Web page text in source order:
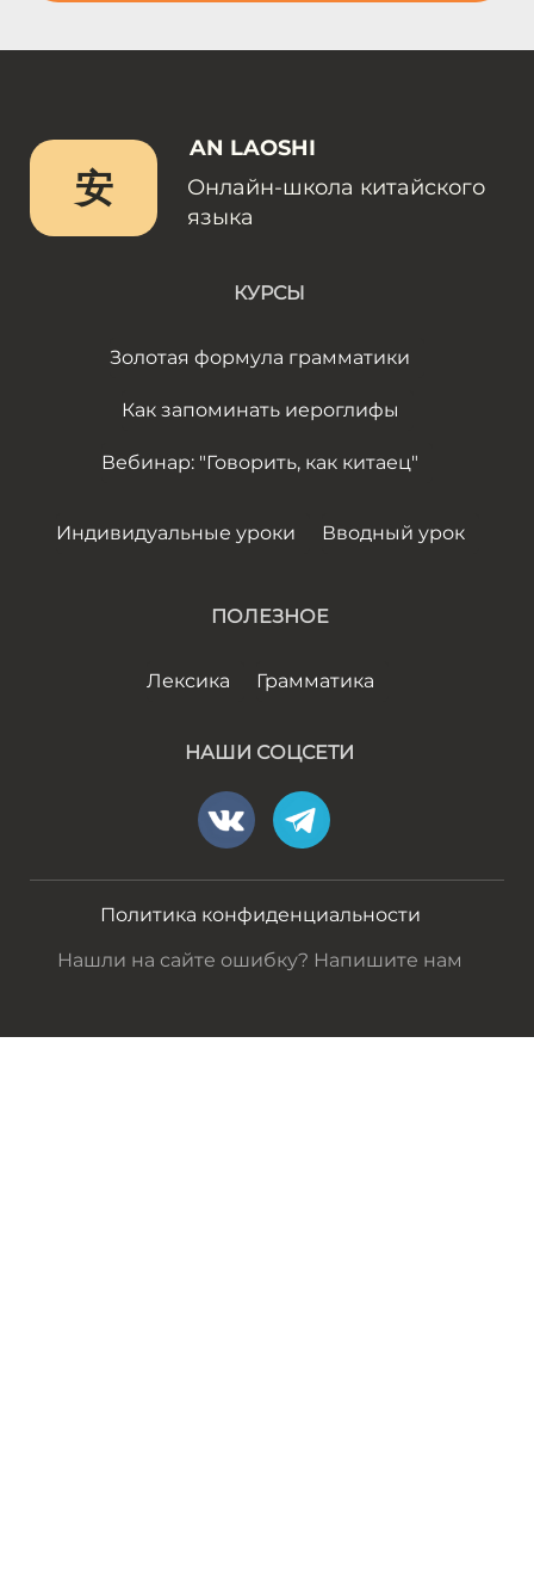
安
AN LAOSHI
Онлайн-школа китайского
языка
КУРСЫ
Золотая формула грамматики
Как запоминать иероглифы
Вебинар: "Говорить, как китаец"
Индивидуальные уроки Вводный урок
ПОЛЕЗНОЕ
Лексика Грамматика
НАШИ СОЦСЕТИ
Политика конфиденциальности
Нашли на сайте ошибку? Напишите нам